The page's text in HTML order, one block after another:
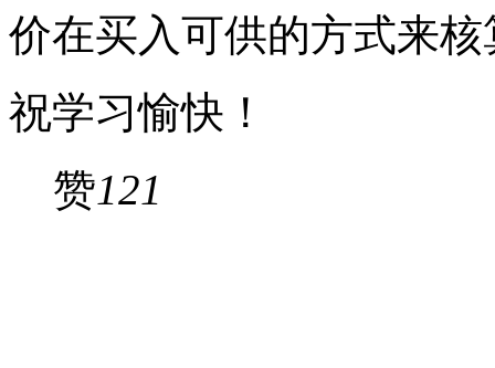
价在买入可供的方式来核
祝学习愉快！
赞121